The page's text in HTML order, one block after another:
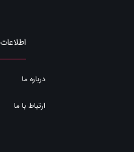
اطلاعات
درباره ما
ارتباط با ما